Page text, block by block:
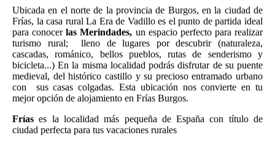
Ubicada en el norte de la provincia de Burgos, en la ciudad de
Frías, la casa rural La Era de Vadillo es el punto de partida ideal
para conocerlas Merindades, un espacio perfecto para realizar
turismo rural; lleno de lugares por descubrir (naturaleza,
cascadas, románico, bellos pueblos, rutas de senderismo y
bicicleta...) En la misma localidad podrás disfrutar de su puente
medieval, del histórico castillo y su precioso entramado urbano
con sus casas colgadas. Esta ubicación nos convierte en tu
mejor opción de alojamiento en Frías Burgos.
Frías es la localidad más pequeña de España con título de
ciudad perfecta para tus vacaciones rurales